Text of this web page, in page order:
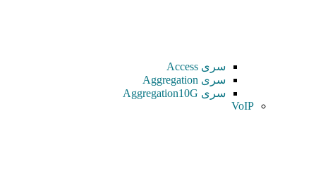
سری Access
سری Aggregation
سری Aggregation10G
VoIP